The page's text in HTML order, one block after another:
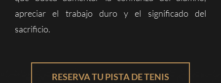
apreciar el trabajo duro y el significado del
sacrificio.
RESERVA TU PISTA DE TENIS